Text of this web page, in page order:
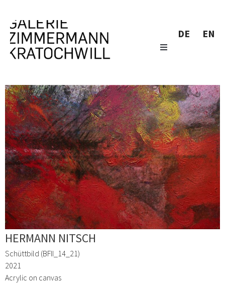
DE EN
HERMANN NITSCH
Schüttbild (BFII_14_21)
2021
Acrylic on canvas